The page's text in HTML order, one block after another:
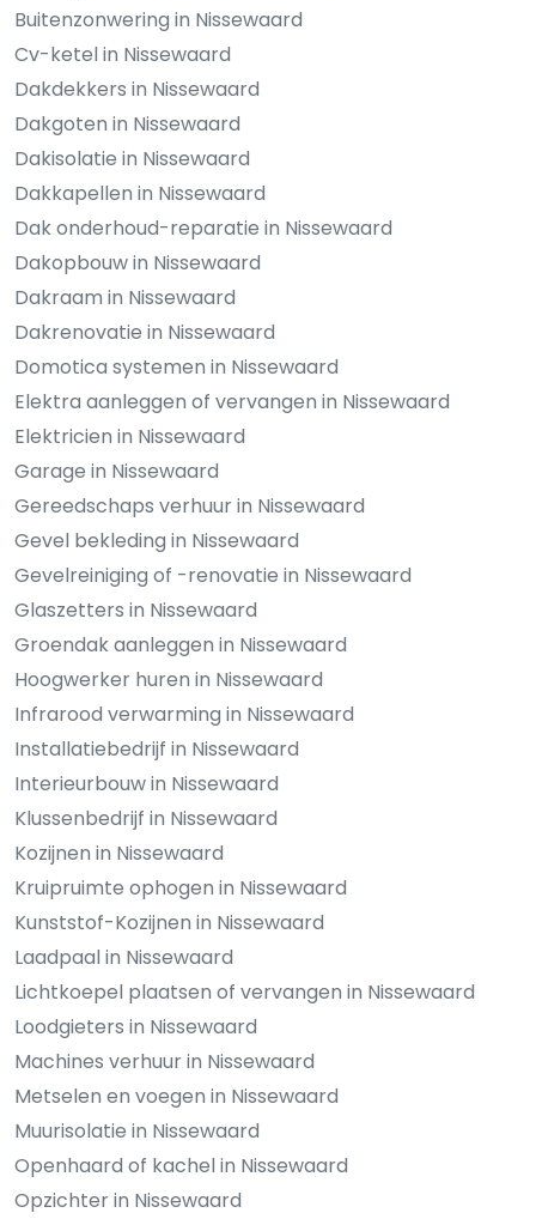
Buitenzonwering in Nissewaard
Cv-ketel in Nissewaard
Dakdekkers in Nissewaard
Dakgoten in Nissewaard
Dakisolatie in Nissewaard
Dakkapellen in Nissewaard
Dak onderhoud-reparatie in Nissewaard
Dakopbouw in Nissewaard
Dakraam in Nissewaard
Dakrenovatie in Nissewaard
Domotica systemen in Nissewaard
Elektra aanleggen of vervangen in Nissewaard
Elektricien in Nissewaard
Garage in Nissewaard
Gereedschaps verhuur in Nissewaard
Gevel bekleding in Nissewaard
Gevelreiniging of -renovatie in Nissewaard
Glaszetters in Nissewaard
Groendak aanleggen in Nissewaard
Hoogwerker huren in Nissewaard
Infrarood verwarming in Nissewaard
Installatiebedrijf in Nissewaard
Interieurbouw in Nissewaard
Klussenbedrijf in Nissewaard
Kozijnen in Nissewaard
Kruipruimte ophogen in Nissewaard
Kunststof-Kozijnen in Nissewaard
Laadpaal in Nissewaard
Lichtkoepel plaatsen of vervangen in Nissewaard
Loodgieters in Nissewaard
Machines verhuur in Nissewaard
Metselen en voegen in Nissewaard
Muurisolatie in Nissewaard
Openhaard of kachel in Nissewaard
Opzichter in Nissewaard